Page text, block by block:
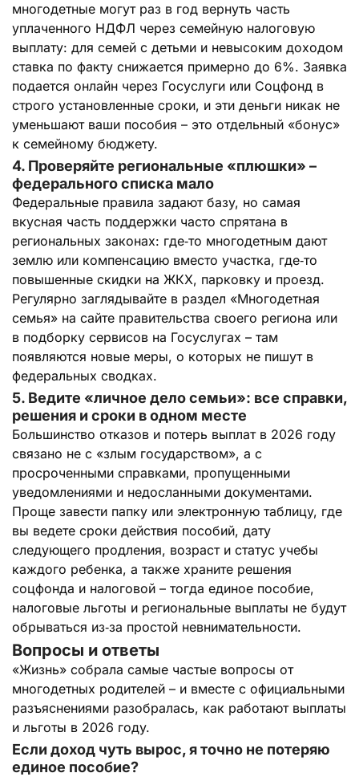
многодетные могут раз в год вернуть часть
уплаченного НДФЛ через семейную налоговую
выплату: для семей с детьми и невысоким доходом
ставка по факту снижается примерно до 6%. Заявка
подается онлайн через Госуслуги или Соцфонд в
строго установленные сроки, и эти деньги никак не
уменьшают ваши пособия – это отдельный «бонус»
к семейному бюджету.
4. Проверяйте региональные «плюшки» –
федерального списка мало
Федеральные правила задают базу, но самая
вкусная часть поддержки часто спрятана в
региональных законах: где‑то многодетным дают
землю или компенсацию вместо участка, где‑то
повышенные скидки на ЖКХ, парковку и проезд.
Регулярно заглядывайте в раздел «Многодетная
семья» на сайте правительства своего региона или
в подборку сервисов на Госуслугах – там
появляются новые меры, о которых не пишут в
федеральных сводках.
5. Ведите «личное дело семьи»: все справки,
решения и сроки в одном месте
Большинство отказов и потерь выплат в 2026 году
связано не с «злым государством», а с
просроченными справками, пропущенными
уведомлениями и недосланными документами.
Проще завести папку или электронную таблицу, где
вы ведете сроки действия пособий, дату
следующего продления, возраст и статус учебы
каждого ребенка, а также храните решения
соцфонда и налоговой – тогда единое пособие,
налоговые льготы и региональные выплаты не будут
обрываться из‑за простой невнимательности.
Вопросы и ответы
«Жизнь» собрала самые частые вопросы от
многодетных родителей – и вместе с официальными
разъяснениями разобралась, как работают выплаты
и льготы в 2026 году.
Если доход чуть вырос, я точно не потеряю
единое пособие?